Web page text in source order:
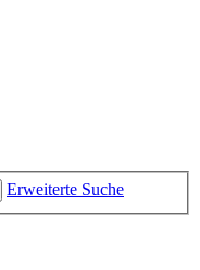
Erweiterte Suche